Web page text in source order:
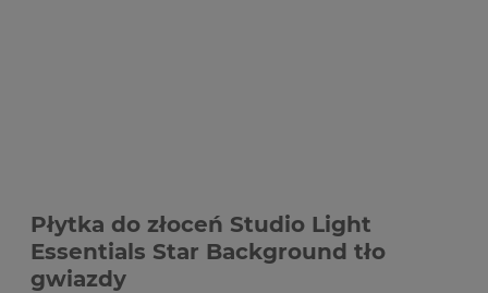
Płytka do złoceń Studio Light
Essentials Star Background tło
gwiazdy